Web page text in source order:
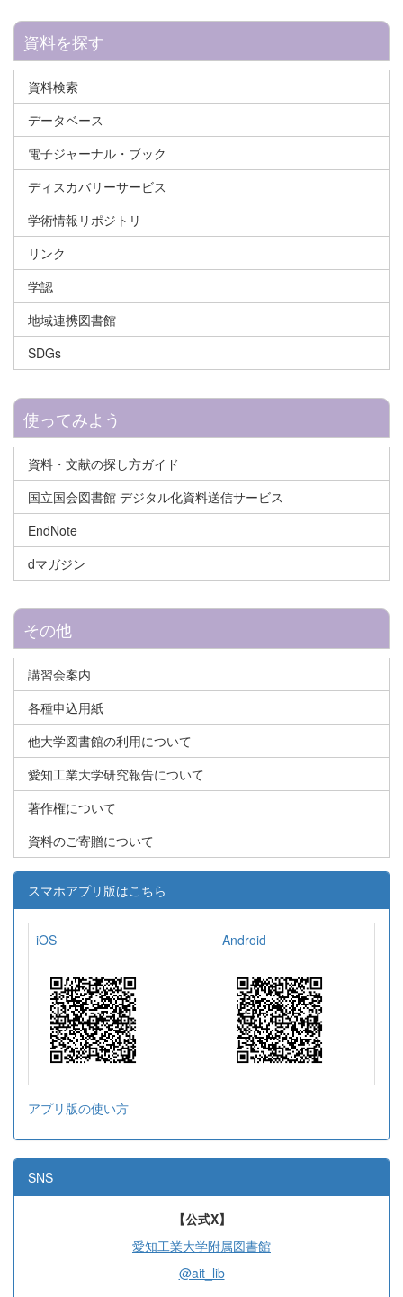
資料を探す
資料検索
データベース
電子ジャーナル・ブック
ディスカバリーサービス
学術情報リポジトリ
リンク
学認
地域連携図書館
SDGs
使ってみよう
資料・文献の探し方ガイド
国立国会図書館 デジタル化資料送信サービス
EndNote
dマガジン
その他
講習会案内
各種申込用紙
他大学図書館の利用について
愛知工業大学研究報告について
著作権について
資料のご寄贈について
スマホアプリ版はこちら
iOS Android
アプリ版の使い方
SNS
【公式X】
愛知工業大学附属図書館
@ait_lib